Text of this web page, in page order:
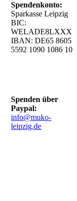
Spendenkonto:
Sparkasse Leipzig
BIC:
WELADE8LXXX
IBAN: DE658605
5592 1090 1086 10
Spenden über
Paypal:
info@muko-
leipzig.de